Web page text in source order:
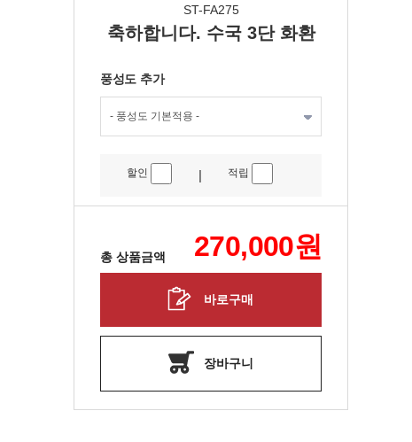
ST-FA275
축하합니다. 수국 3단 화환
풍성도 추가
할인 | 적립
총 상품금액 270,000원
바로구매
장바구니